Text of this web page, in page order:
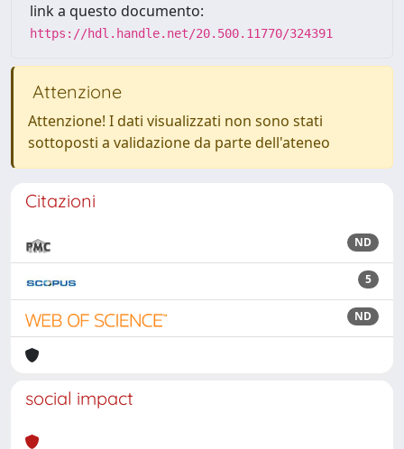
link a questo documento:
https://hdl.handle.net/20.500.11770/324391
Attenzione
Attenzione! I dati visualizzati non sono stati
sottoposti a validazione da parte dell'ateneo
Citazioni
ND
5
ND
social impact